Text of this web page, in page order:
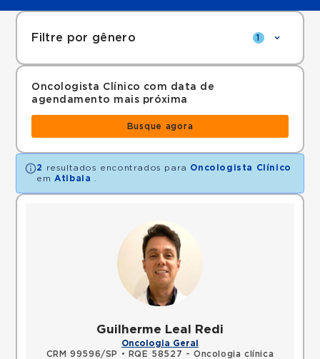
Filtre por gênero 1
Oncologista Clínico com data de
agendamento mais próxima
Busque agora
2 resultados encontrados para Oncologista Clínico
em Atibaia
Guilherme Leal Redi
Oncologia Geral
CRM 99596/SP
•
RQE 58527 - Oncologia clínica